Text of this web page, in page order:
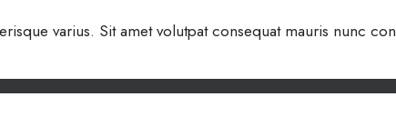
varius. Sit amet volutpat consequat mauris nunc